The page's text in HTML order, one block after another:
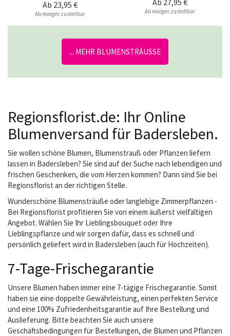
Ab 23,95 €
Ab morgen zustellbar
Ab 27,95 €
Ab morgen zustellbar
... MEHR BLUMENSTRÄUSSE
Regionsflorist.de: Ihr Online
Blumenversand für Badersleben.
Sie wollen schöne Blumen, Blumenstrauß oder Pflanzen liefern
lassen in Badersleben? Sie sind auf der Suche nach lebendigen und
frischen Geschenken, die vom Herzen kommen? Dann sind Sie bei
Regionsflorist an der richtigen Stelle.
Wunderschöne Blumensträuße oder langlebige Zimmerpflanzen -
Bei Regionsflorist profitieren Sie von einem äußerst vielfältigen
Angebot. Wählen Sie Ihr Lieblingsbouquet oder Ihre
Lieblingspflanze und wir sorgen dafür, dass es schnell und
persönlich geliefert wird in Badersleben (auch für Hochzeiten).
7-Tage-Frischegarantie
Unsere Blumen haben immer eine 7-tägige Frischegarantie. Somit
haben sie eine doppelte Gewährleistung, einen perfekten Service
und eine 100% Zufriedenheitsgarantie auf Ihre Bestellung und
Auslieferung. Bitte beachten Sie auch unsere
Geschäftsbedingungen für Bestellungen, die Blumen und Pflanzen